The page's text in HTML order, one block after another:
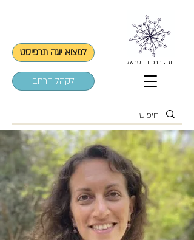
למצוא יוגה תרפיסט
לקהל הרחב
יוגה תרפיה ישראל